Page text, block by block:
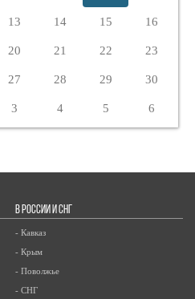
13 14 15 16
20 21 22 23
27 28 29 30
3 4 5 6
В РОССИИ И СНГ
- Кавказ
- Крым
- Поволжье
- СНГ